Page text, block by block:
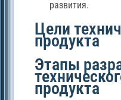
развития.
Цели
продукта
Этапы
продукта